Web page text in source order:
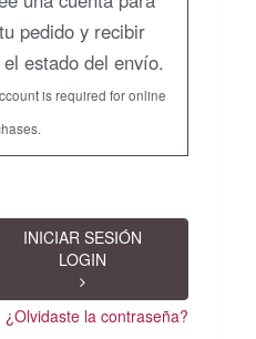
pedido y recibir
estado del envío.
is required for online
INICIAR SESIÓN
LOGIN
¿Olvidaste la contraseña?